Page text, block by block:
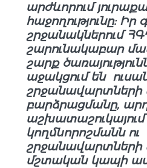
արժևորում
հաջողությունը: Իր
շրջանակներում
շարունակաբար
շարք
աջակցում են
շրջանավարտների
բարձրացմանը,
կողմնորոշմանն ու
շրջանավարտների
մշտական կապի